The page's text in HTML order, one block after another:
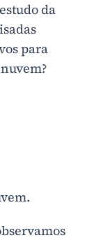
da
para